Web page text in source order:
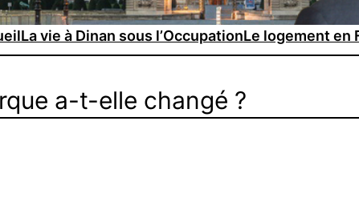
La vie à Dinan sous l’OccupationLe logement en
a-t-elle changé ?